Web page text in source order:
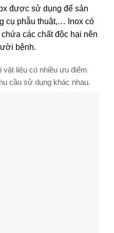
được sử dụng để sản
cụ phẫu thuật,… Inox có
các chất độc hại nên
bệnh.
vật liệu có nhiều ưu điểm
cầu sử dụng khác nhau.